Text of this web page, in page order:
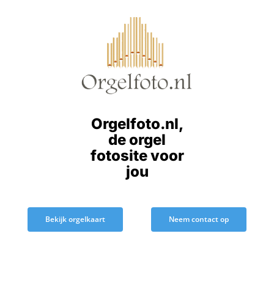
Orgelfoto.nl,
de orgel
fotosite voor
jou
Bekijk orgelkaart Neem contact op